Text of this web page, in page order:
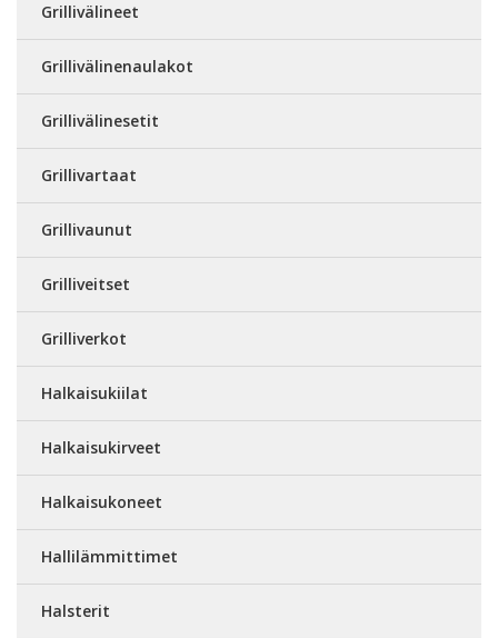
Grillivälineet
Grillivälinenaulakot
Grillivälinesetit
Grillivartaat
Grillivaunut
Grilliveitset
Grilliverkot
Halkaisukiilat
Halkaisukirveet
Halkaisukoneet
Hallilämmittimet
Halsterit